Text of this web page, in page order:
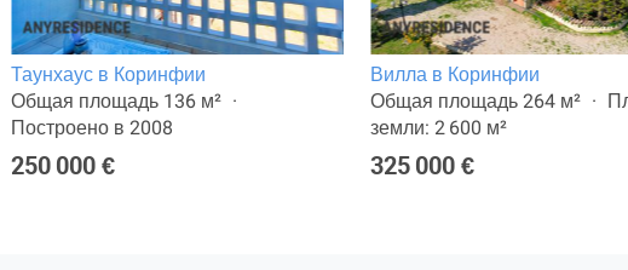
Таунхаус в Коринфии
Общая площадь 136 м²
Построено в 2008
250 000 €
Вилла в Коринфии
Общая площадь 264 м²
земли: 2 600 м²
325 000 €